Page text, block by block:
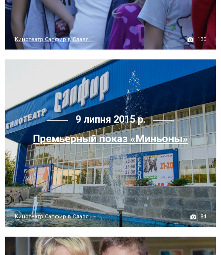
Кинотеатр Сапфир в Славя... 130
9 липня 2015 р.
Премьерный показ «Миньоны»
Кинотеатр Сапфир в Славя... 84